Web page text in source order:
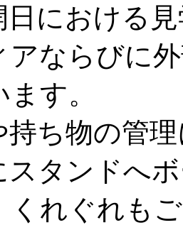
日における
アならびに
す。
持ち物の管
スタンドへ
くれぐれも